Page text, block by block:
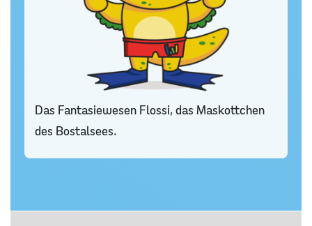
Das Fantasiewesen Flossi, das Maskottchen
des Bostalsees.